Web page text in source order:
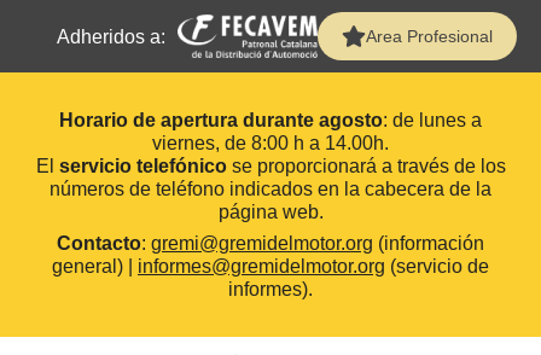
Adheridos a: Area Profesional
Horario de apertura durante agosto: de lunes a
viernes, de 8:00 h a 14.00h.
El servicio telefónicose proporcionará a través de los
números de teléfono indicados en la cabecera de la
página web.
Contacto: gremi@gremidelmotor.org (información
general) | informes@gremidelmotor.org (servicio de
informes).